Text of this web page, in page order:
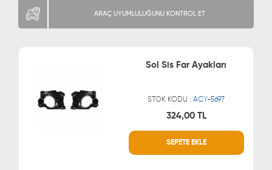
ARAÇ UYUMLULUĞUNU KONTROL ET
Sol Sis Far Ayakları
STOK KODU :ACY-5697
324,00 TL
SEPETE EKLE
MÜŞTERİ HİZMETLERİ